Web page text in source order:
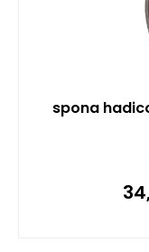
spona